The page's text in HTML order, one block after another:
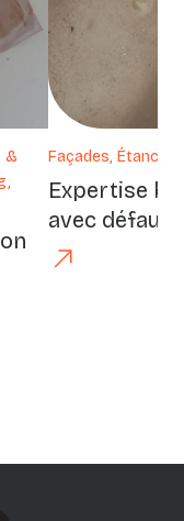
&
Façades,
Expertise
avec défaut